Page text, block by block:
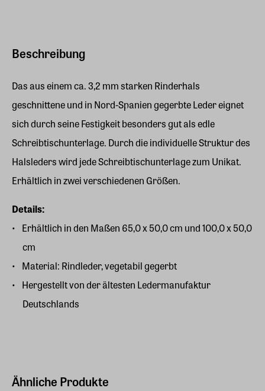
Beschreibung
Das aus einem ca. 3,2 mm starken Rinderhals
geschnittene und in Nord-Spanien gegerbte Leder eignet
sich durch seine Festigkeit besonders gut als edle
Schreibtischunterlage. Durch die individuelle Struktur des
Halsleders wird jede Schreibtischunterlage zum Unikat.
Erhältlich in zwei verschiedenen Größen.
Details:
Erhältlich in den Maßen 65,0 x 50,0 cm und 100,0 x 50,0
cm
Material: Rindleder, vegetabil gegerbt
Hergestellt von der ältesten Ledermanufaktur
Deutschlands
Ähnliche Produkte